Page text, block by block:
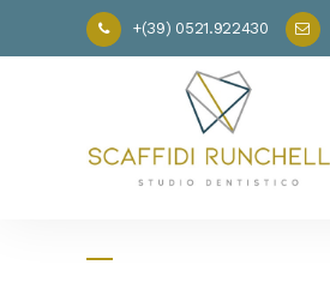
+(39) 0521.922430